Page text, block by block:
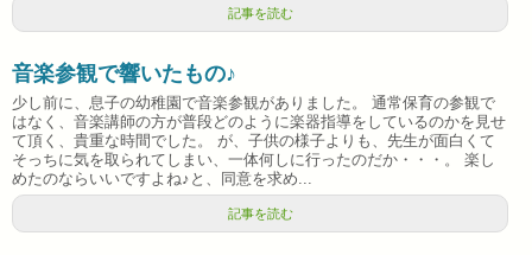
記事を読む
音楽参観で響いたもの♪
少し前に、息子の幼稚園で音楽参観がありました。 通常保育の参観で
はなく、音楽講師の方が普段どのように楽器指導をしているのかを見せ
て頂く、貴重な時間でした。 が、子供の様子よりも、先生が面白くて
そっちに気を取られてしまい、一体何しに行ったのだか・・・。 楽し
めたのならいいですよね♪と、同意を求め...
記事を読む